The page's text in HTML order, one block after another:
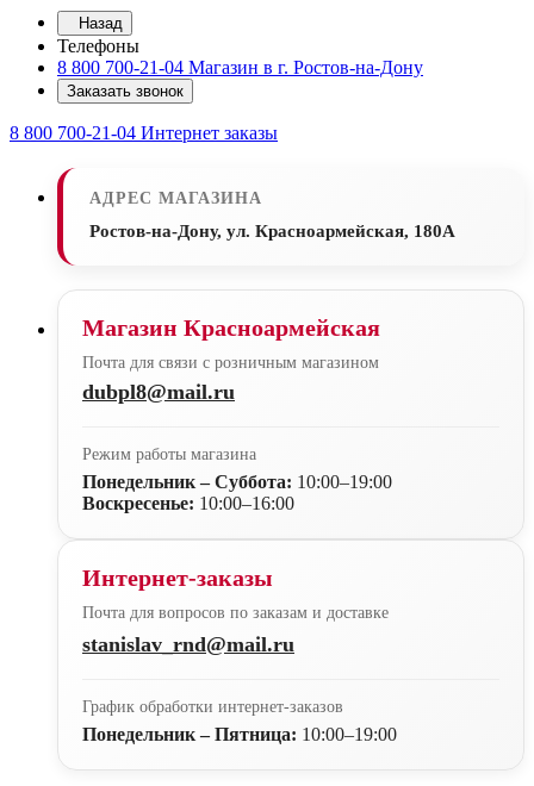
Назад
Телефоны
8 800 700-21-04 Магазин в г. Ростов-на-Дону
Заказать звонок
8 800 700-21-04 Интернет заказы
АДРЕС МАГАЗИНА
Ростов-на-Дону, ул. Красноармейская, 180А
Магазин Красноармейская
Почта для связи с розничным магазином
dubpl8@mail.ru
Режим работы магазина
Понедельник – Суббота: 10:00–19:00
Воскресенье: 10:00–16:00
Интернет-заказы
Почта для вопросов по заказам и доставке
stanislav_rnd@mail.ru
График обработки интернет-заказов
Понедельник – Пятница: 10:00–19:00